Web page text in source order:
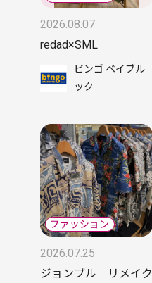
2026.08.07
redad×SML
ビンゴ ベイブル
ック
2026.07.25
ジョンブル リメイク